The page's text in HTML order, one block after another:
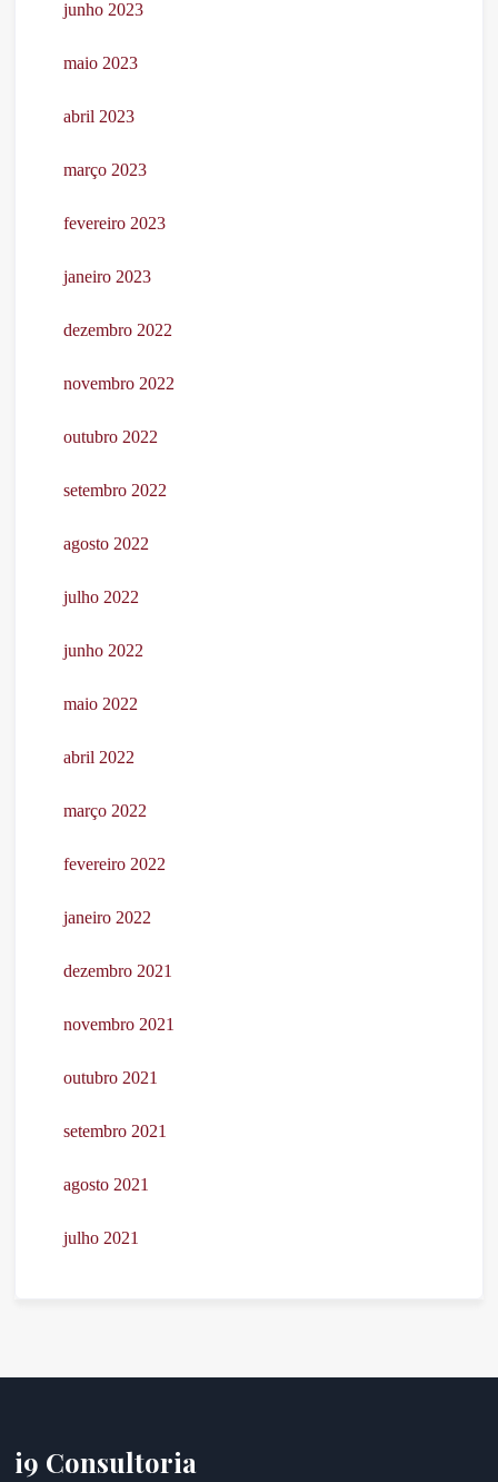
junho 2023
maio 2023
abril 2023
março 2023
fevereiro 2023
janeiro 2023
dezembro 2022
novembro 2022
outubro 2022
setembro 2022
agosto 2022
julho 2022
junho 2022
maio 2022
abril 2022
março 2022
fevereiro 2022
janeiro 2022
dezembro 2021
novembro 2021
outubro 2021
setembro 2021
agosto 2021
julho 2021
i9 Consultoria